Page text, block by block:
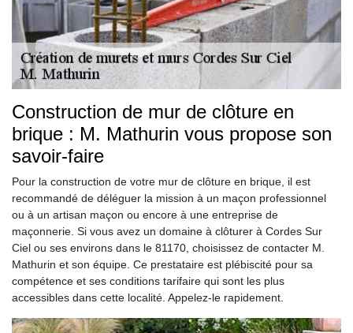
Construction de mur de clôture en
brique : M. Mathurin vous propose son
savoir-faire
Pour la construction de votre mur de clôture en brique, il est
recommandé de déléguer la mission à un maçon professionnel
ou à un artisan maçon ou encore à une entreprise de
maçonnerie. Si vous avez un domaine à clôturer à Cordes Sur
Ciel ou ses environs dans le 81170, choisissez de contacter M.
Mathurin et son équipe. Ce prestataire est plébiscité pour sa
compétence et ses conditions tarifaire qui sont les plus
accessibles dans cette localité. Appelez-le rapidement.